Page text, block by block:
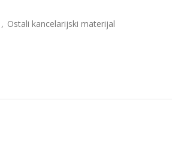
, Ostali kancelarijski materijal